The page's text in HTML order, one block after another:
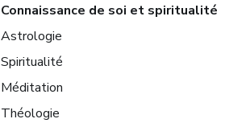
Connaissance de soi et spiritualité
Astrologie
Spiritualité
Méditation
Théologie